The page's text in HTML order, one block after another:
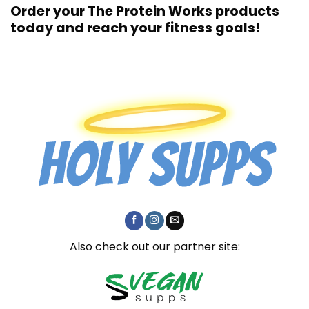
Order your The Protein Works products
today and reach your fitness goals!
Also check out our partner site: